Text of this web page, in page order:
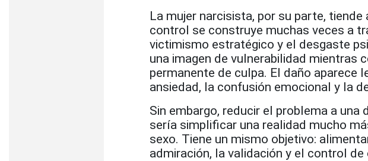
La mujer narcisista, por su parte,
control se construye muchas veces a
victimismo estratégico y el desgaste
una imagen de vulnerabilidad mientras
permanente de culpa. El daño
ansiedad, la confusión emocional y la
Sin embargo, reducir el problema a
sería simplificar una realidad mucho
sexo. Tiene un mismo objetivo:
admiración, la validación y el control